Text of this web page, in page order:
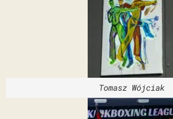
Tomasz Wójciak